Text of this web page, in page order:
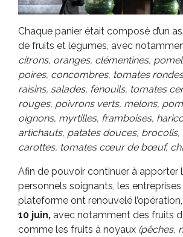
Chaque panier était composé d’un
de fruits et légumes, avec
citrons, oranges, clémentines,
poires, concombres, tomates
raisins, salades, fenouils, tomates
rouges, poivrons verts, melons,
oignons, myrtilles, framboises,
artichauts, patates douces, brocolis,
carottes, tomates cœur de bœuf,
Afin de pouvoir continuer à apporter
personnels soignants, les entreprises
plateforme ont renouvelé l’opération,
10 juin, avec notamment des fruits
comme les fruits à noyaux (pêches,